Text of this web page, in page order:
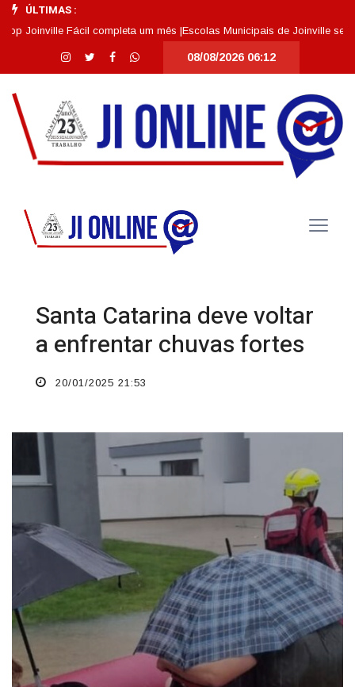
ÚLTIMAS :
Fácil completa um mês | Escolas Municipais de Joinville se
08/08/2026 06:12
Santa Catarina deve voltar
a enfrentar chuvas fortes
20/01/2025 21:53